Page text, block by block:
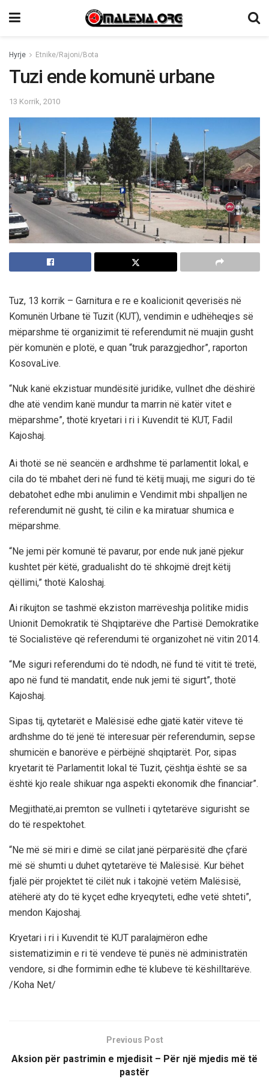
Hyrje Etnike/Rajoni/Bota
Tuzi ende komunë urbane
13 Korrik, 2010
Tuz, 13 korrik – Garnitura e re e koalicionit qeverisës në
Komunën Urbane të Tuzit (KUT), vendimin e udhëheqjes së
mëparshme të organizimit të referendumit në muajin gusht
për komunën e plotë, e quan “truk parazgjedhor”, raporton
KosovaLive.
“Nuk kanë ekzistuar mundësitë juridike, vullnet dhe dëshirë
dhe atë vendim kanë mundur ta marrin në katër vitet e
mëparshme”, thotë kryetari i ri i Kuvendit të KUT, Fadil
Kajoshaj.
Ai thotë se në seancën e ardhshme të parlamentit lokal, e
cila do të mbahet deri në fund të këtij muaji, me siguri do të
debatohet edhe mbi anulimin e Vendimit mbi shpalljen ne
referendumit në gusht, të cilin e ka miratuar shumica e
mëparshme.
“Ne jemi për komunë të pavarur, por ende nuk janë pjekur
kushtet për këtë, gradualisht do të shkojmë drejt këtij
qëllimi,” thotë Kaloshaj.
Ai rikujton se tashmë ekziston marrëveshja politike midis
Unionit Demokratik të Shqiptarëve dhe Partisë Demokratike
të Socialistëve që referendumi të organizohet në vitin 2014.
“Me siguri referendumi do të ndodh, në fund të vitit të tretë,
apo në fund të mandatit, ende nuk jemi të sigurt”, thotë
Kajoshaj.
Sipas tij, qytetarët e Malësisë edhe gjatë katër viteve të
ardhshme do të jenë të interesuar për referendumin, sepse
shumicën e banorëve e përbëjnë shqiptarët. Por, sipas
kryetarit të Parlamentit lokal të Tuzit, çështja është se sa
është kjo reale shikuar nga aspekti ekonomik dhe financiar”.
Megjithatë,ai premton se vullneti i qytetarëve sigurisht se
do të respektohet.
“Ne më së miri e dimë se cilat janë përparësitë dhe çfarë
më së shumti u duhet qytetarëve të Malësisë. Kur bëhet
fjalë për projektet të cilët nuk i takojnë vetëm Malësisë,
atëherë aty do të kyçet edhe kryeqyteti, edhe vetë shteti”,
mendon Kajoshaj.
Kryetari i ri i Kuvendit të KUT paralajmëron edhe
sistematizimin e ri të vendeve të punës në administratën
vendore, si dhe formimin edhe të klubeve të këshilltarëve.
/Koha Net/
Previous Post
Aksion për pastrimin e mjedisit – Për një mjedis më të
pastër